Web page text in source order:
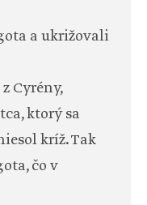
a ukrižovali
Cyrény,
ktorý sa
kríž. Tak
čo v